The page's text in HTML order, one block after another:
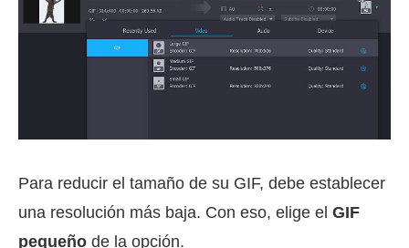
Para reducir el tamaño de su GIF, debe establecer
una resolución más baja. Con eso, elige el GIF
pequeño de la opción.